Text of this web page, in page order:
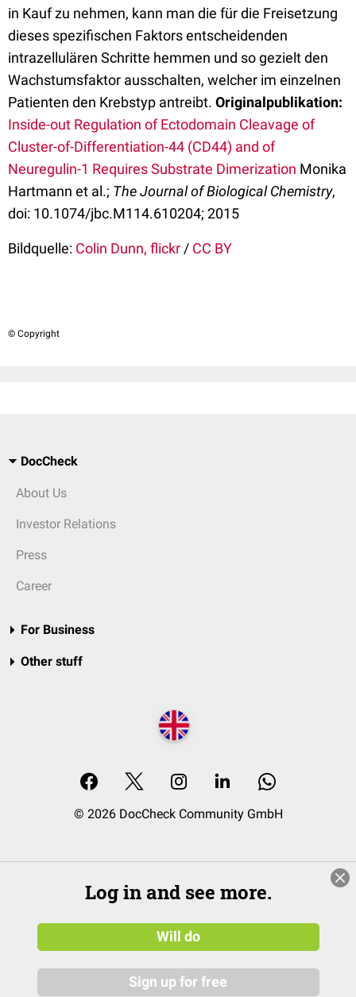
in Kauf zu nehmen, kann man die für die Freisetzung
dieses spezifischen Faktors entscheidenden
intrazellulären Schritte hemmen und so gezielt den
Wachstumsfaktor ausschalten, welcher im einzelnen
Patienten den Krebstyp antreibt. Originalpublikation:
Inside-out Regulation of Ectodomain Cleavage of
Cluster-of-Differentiation-44 (CD44) and of
Neuregulin-1 Requires Substrate Dimerization Monika
Hartmann et al.; The Journal of Biological Chemistry,
doi: 10.1074/jbc.M114.610204; 2015
Bildquelle: Colin Dunn, flickr / CC BY
© Copyright
DocCheck
About Us
Investor Relations
Press
Career
For Business
Other stuff
© 2026 DocCheck Community GmbH
Log in and see more.
Will do
Sign up for free